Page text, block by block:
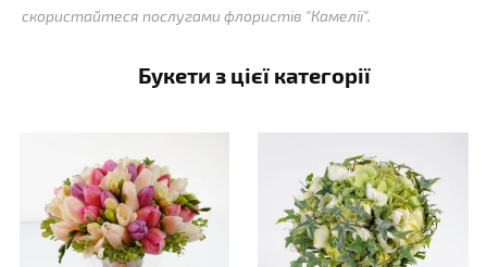
скористайтеся послугами флористів "Камелії".
Букети з цієї категорії